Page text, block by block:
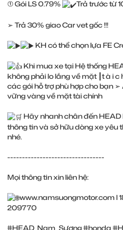
① Gói LS 0.79% Trả trước từ
➢ Trả 30% giao Car vet gốc !!!
KH có thể chọn lựa FE
Khi mua xe tại Hệ thống
không phải lo lắng về mặt ┃t à i c
các gói hỗ trợ phù hợp cho bạn
vững vàng về mặt tài chính
Hãy nhanh chân đến
thông tin và sở hữu dòng xe yêu
nhé.
---------------------------------
Mọi thông tin xin liên hệ:
www.namsuongmotor.com l
209770
#HEAD_Nam_Sương#honda